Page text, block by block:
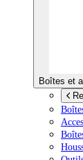
Boîtes et